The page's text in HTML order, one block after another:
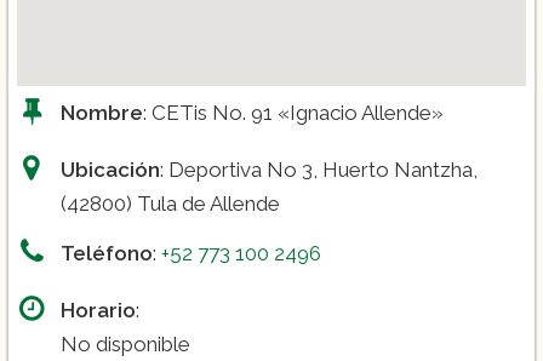
Nombre: CETis No. 91 «Ignacio Allende»
Ubicación: Deportiva No 3, Huerto Nantzha,
(42800) Tula de Allende
Teléfono: +52 773 100 2496
Horario:
No disponible